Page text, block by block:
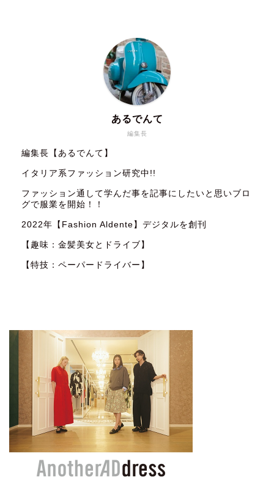
編集長
あるでんて
編集長【あるでんて】
イタリア系ファッション研究中!!
ファッション通して学んだ事を記事にしたいと思いブロ
グで服業を開始！！
2022年【Fashion Aldente】デジタルを創刊
【趣味：金髪美女とドライブ】
【特技：ペーパードライバー】